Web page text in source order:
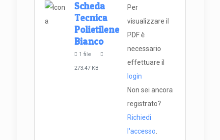
Scheda
Tecnica
Polietilene
Bianco
1 file
273.47 KB
Per
visualizzare il
PDF è
necessario
effettuare il
login
Non sei ancora
registrato?
Richiedi
l'accesso